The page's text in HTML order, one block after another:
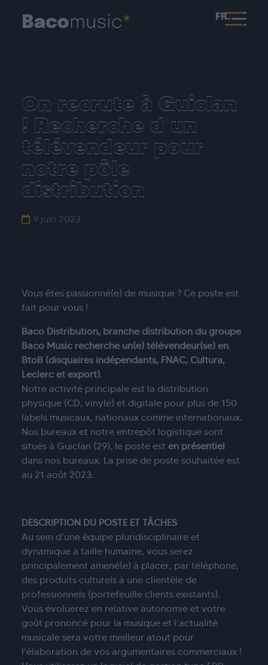
FR
On recrute à Guiclan
! Recherche d’un
télévendeur pour
notre pôle
distribution
9 juin 2023
Vous êtes passionné(e) de musique ? Ce poste est
fait pour vous !
Baco Distribution, branche distribution du groupe
Baco Music recherche un(e) télévendeur(se) en
BtoB (disquaires indépendants, FNAC, Cultura,
Leclerc et export).
Notre activité principale est la distribution
physique (CD, vinyle) et digitale pour plus de 150
labels musicaux, nationaux comme internationaux.
Nos bureaux et notre entrepôt logistique sont
situés à Guiclan (29), le poste est en présentiel
dans nos bureaux. La prise de poste souhaitée est
au 21 août 2023.
DESCRIPTION DU POSTE ET TÂCHES
Au sein d’une équipe pluridisciplinaire et
dynamique à taille humaine, vous serez
principalement amené(e) à placer, par téléphone,
des produits culturels à une clientèle de
professionnels (portefeuille clients existants).
Vous évoluerez en relative autonomie et votre
goût prononcé pour la musique et l’actualité
musicale sera votre meilleur atout pour
l’élaboration de vos argumentaires commerciaux !